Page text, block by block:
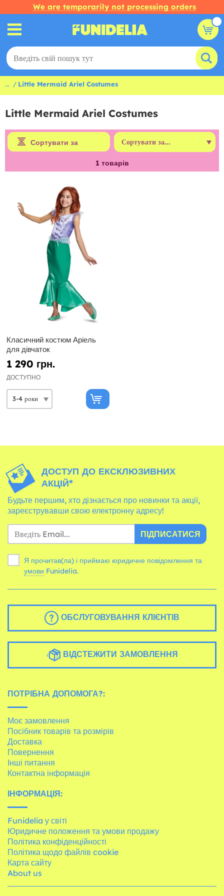
We are temporarily not processing orders
... Little Mermaid Ariel Costumes
Little Mermaid Ariel Costumes
Сортувати за
1 товарів
Класичний костюм Аріель
для дівчаток
1 290 грн.
ДОСТУПНО
ДОСТУП ДО ЕКСКЛЮЗИВНИХ
АКЦІЙ*
Будьте першим, хто дізнається про новинки та акції,
зареєструвавши свою електронну адресу!
ПІДПИСАТИСЯ
Я прочитав(ла) і приймаю юридичне повідомлення та
умови Funidelia.
ОБСЛУГОВУВАННЯ КЛІЄНТІВ
ВІДСТЕЖИТИ ЗАМОВЛЕННЯ
ПОТРІБНА ДОПОМОГА?:
Моє замовлення
Посібник товарів та розмірів
Доставка
Повернення
Інші питання
Контактна інформація
ІНФОРМАЦІЯ:
Funidelia у світі
Юридичне положення та умови продажу
Політика конфіденційності
Політика щодо файлів cookie
Карта сайту
About us